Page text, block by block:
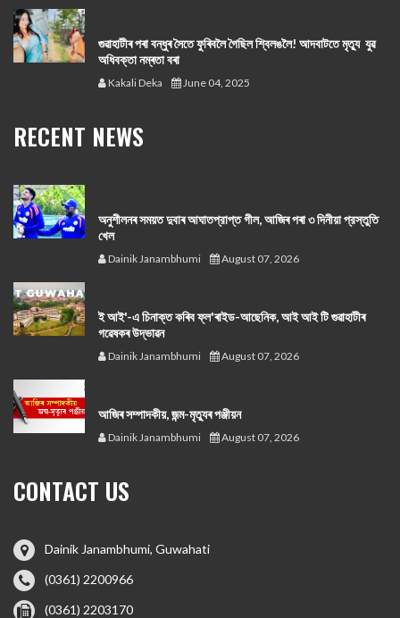
গুৱাহাটীৰ পৰা বন্ধুৰ সৈতে ফুৰিবলৈ গৈছিল শ্বিলঙলৈ! আদবাটতে মৃত্যু যুৱ
অধিবক্তা নম্ৰতা বৰা
Kakali Deka June 04, 2025
RECENT NEWS
অনুশীলনৰ সময়ত দুবাৰ আঘাতপ্রাপ্ত গীল, আজিৰ পৰা ৩ দিনীয়া প্রস্তুতি
খেল
Dainik Janambhumi August 07, 2026
ই আই'-এ চিনাক্ত কৰিব ফ্ল'ৰাইড-আছেনিক, আই আই টি গুৱাহাটীৰ
গৱেষকৰ উদ্ভাৱন
Dainik Janambhumi August 07, 2026
আজিৰ সম্পাদকীয়, জন্ম-মৃত্যুৰ পঞ্জীয়ন
Dainik Janambhumi August 07, 2026
CONTACT US
Dainik Janambhumi, Guwahati
(0361) 2200966
(0361) 2203170